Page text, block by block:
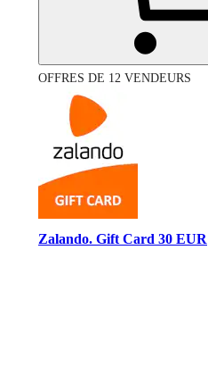
OFFRES DE 12 VENDEURS
Zalando. Gift Card 30 EUR